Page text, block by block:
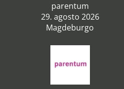
parentum
29. agosto 2026
Magdeburgo